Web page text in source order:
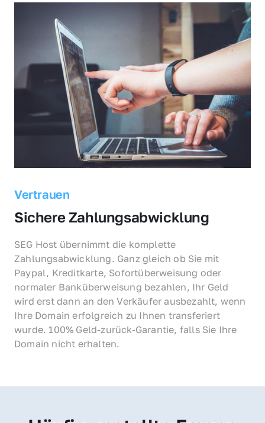
Vertrauen
Sichere Zahlungsabwicklung
SEG Host übernimmt die komplette
Zahlungsabwicklung. Ganz gleich ob Sie mit
Paypal, Kreditkarte, Sofortüberweisung oder
normaler Banküberweisung bezahlen, Ihr Geld
wird erst dann an den Verkäufer ausbezahlt, wenn
Ihre Domain erfolgreich zu Ihnen transferiert
wurde. 100% Geld-zurück-Garantie, falls Sie Ihre
Domain nicht erhalten.